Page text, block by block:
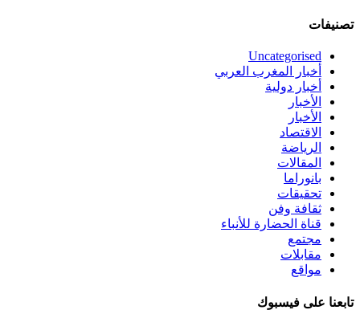
تصنيفات
Uncategorised
أخبار المغرب العربي
أخبار دولية
الأخبار
الأخبار
الاقتصاد
الرياضة
المقالات
بانوراما
تحقيقات
ثقافة وفن
قناة الحضارة للأنباء
مجتمع
مقابلات
مواقع
تابعنا على فيسبوك